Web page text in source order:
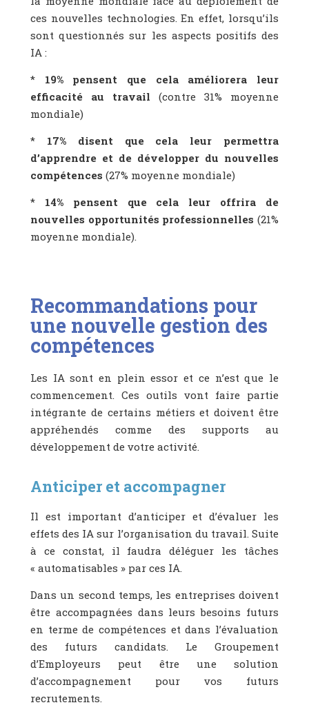
ces nouvelles technologies. En effet, lorsqu’ils
sont questionnés sur les aspects positifs des
IA :
* 19% pensent que cela améliorera leur
efficacité au travail (contre 31% moyenne
mondiale)
* 17% disent que cela leur permettra
d’apprendre et de développer du nouvelles
compétences (27% moyenne mondiale)
* 14% pensent que cela leur offrira de
nouvelles opportunités professionnelles (21%
moyenne mondiale).
Recommandations pour
une nouvelle gestion des
compétences
Les IA sont en plein essor et ce n’est que le
commencement. Ces outils vont faire partie
intégrante de certains métiers et doivent être
appréhendés comme des supports au
développement de votre activité.
Anticiper et accompagner
Il est important d’anticiper et d’évaluer les
effets des IA sur l’organisation du travail. Suite
à ce constat, il faudra déléguer les tâches
« automatisables » par ces IA.
Dans un second temps, les entreprises doivent
être accompagnées dans leurs besoins futurs
en terme de compétences et dans l’évaluation
des futurs candidats. Le Groupement
d’Employeurs peut être une solution
d’accompagnement pour vos futurs
recrutements.